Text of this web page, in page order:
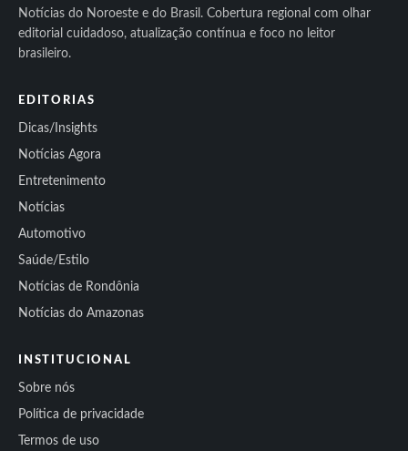
Notícias do Noroeste e do Brasil. Cobertura regional com olhar
editorial cuidadoso, atualização contínua e foco no leitor
brasileiro.
EDITORIAS
Dicas/Insights
Notícias Agora
Entretenimento
Notícias
Automotivo
Saúde/Estilo
Notícias de Rondônia
Notícias do Amazonas
INSTITUCIONAL
Sobre nós
Política de privacidade
Termos de uso